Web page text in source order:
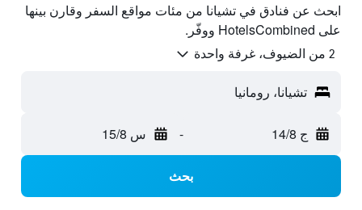
ابحث عن فنادق في تشيانا من مئات مواقع السفر وقارن بينها
على HotelsCombined ووفّر.
2 من الضيوف، غرفة واحدة
تشيانا، رومانيا
ج 14/8 - س 15/8
بحث